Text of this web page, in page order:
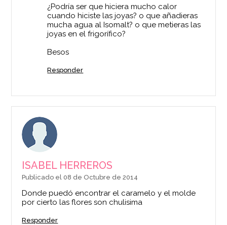
¿Podría ser que hiciera mucho calor
cuando hiciste las joyas? o que añadieras
mucha agua al Isomalt? o que metieras las
joyas en el frigorífico?
Besos
Responder
ISABEL HERREROS
Publicado el 08 de Octubre de 2014
Donde puedó encontrar el caramelo y el molde
por cierto las flores son chulisima
Responder